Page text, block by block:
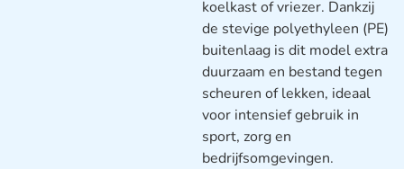
koelkast of vriezer. Dankzij
de stevige polyethyleen (PE)
buitenlaag is dit model extra
duurzaam en bestand tegen
scheuren of lekken, ideaal
voor intensief gebruik in
sport, zorg en
bedrijfsomgevingen.